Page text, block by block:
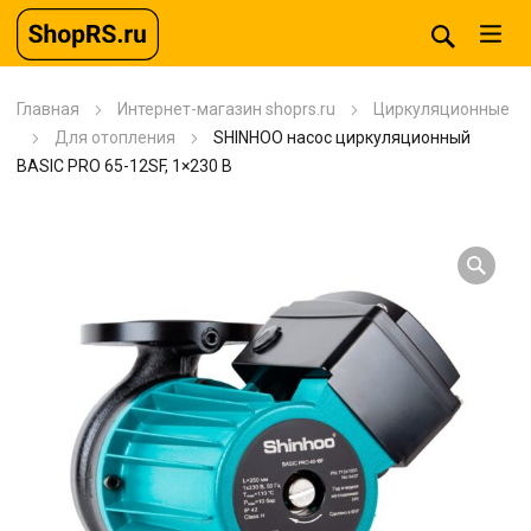
Главная Интернет-магазин shoprs.ru
Циркуляционные
Для отопления
SHINHOO насос циркуляционный
BASIC PRO 65-12SF, 1×230 В